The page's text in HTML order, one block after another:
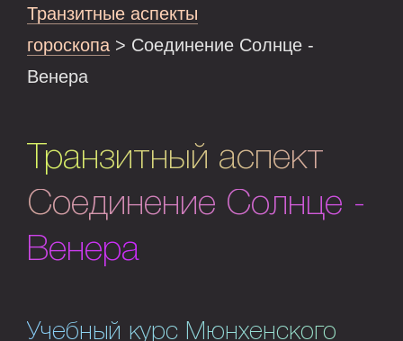
Транзитные аспекты
гороскопа > Соединение Солнце -
Венера
Транзитный аспект
Соединение Солнце -
Венера
Учебный курс Мюнхенского